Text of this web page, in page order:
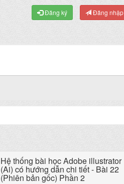
Đăng ký Đăng nhập
Hệ thống bài học Adobe illustrator
(Ai) có hướng dẫn chi tiết - Bài 22
(Phiên bản gốc) Phần 2